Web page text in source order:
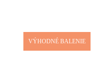
VÝHODNÉ BALENIE